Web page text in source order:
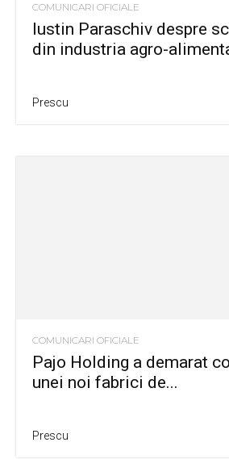
COMUNICARI OFICIALE
Iustin Paraschiv despre
din industria agro-
Prescu
COMUNICARI OFICIALE
Pajo Holding a demarat
unei noi fabrici de...
Prescu